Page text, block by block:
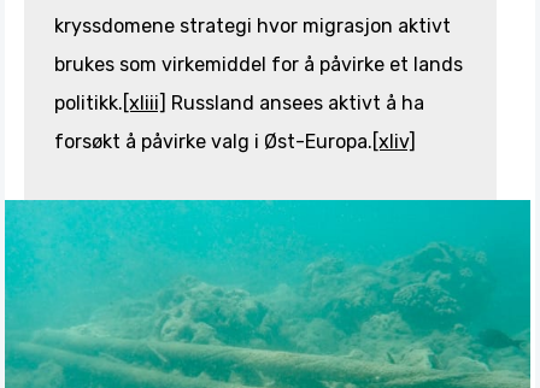
kryssdomene strategi hvor migrasjon aktivt
brukes som virkemiddel for å påvirke et lands
politikk.[xliii] Russland ansees aktivt å ha
forsøkt å påvirke valg i Øst-Europa.[xliv]